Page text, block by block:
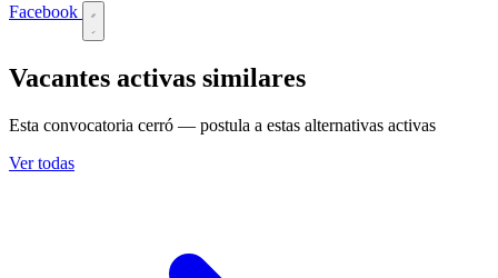
Facebook
Vacantes activas similares
Esta convocatoria cerró — postula a estas alternativas activas
Ver todas